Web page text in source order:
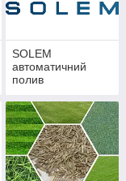
SOLEM
автоматичний
полив